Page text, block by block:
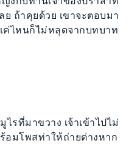
ย ถ้าคุยด้วย เขาจะตอบมา
ไหนก็ไม่หลุดจากบทบาท
รที่มาขวาง เจ้าเข้าไปไม่
อมโพสท่าให้ถ่ายต่างหาก